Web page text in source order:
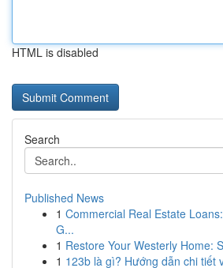
HTML is disabled
Search
Published News
1 Commercial Real Estate
G...
1 Restore Your Westerly Home:
1 123b là gì? Hướng dẫn chi tiết